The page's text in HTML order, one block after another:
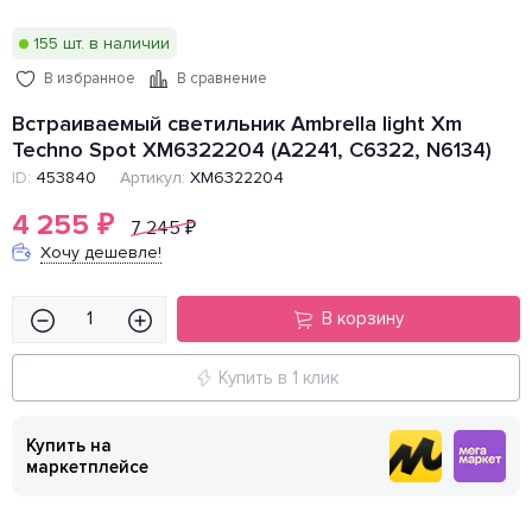
155 шт. в наличии
В избранное В сравнение
Встраиваемый светильник Ambrella light Xm
Techno Spot XM6322204 (A2241, C6322, N6134)
ID: 453840 Артикул: XM6322204
4 255 ₽ 7 245₽
Хочу дешевле!
В корзину
Купить в 1 клик
Купить на
маркетплейсе